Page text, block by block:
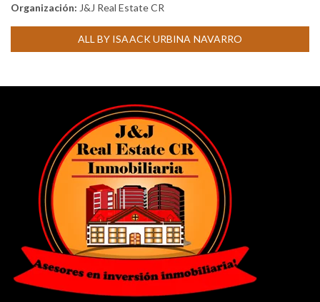
Organización: J&J Real Estate CR
ALL BY ISAACK URBINA NAVARRO